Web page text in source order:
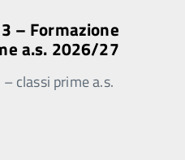
– Formazione
a.s. 2026/27
classi prime a.s.